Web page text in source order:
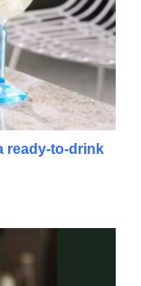
ready-to-drink